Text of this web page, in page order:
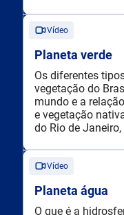
Vídeo
Planeta verde
Os diferentes
vegetação do
mundo e a
e vegetação
do Rio de Janeiro,
Vídeo
Planeta água
O que é a